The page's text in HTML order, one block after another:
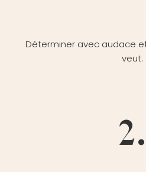
Déterminer avec audace
veut.
2.